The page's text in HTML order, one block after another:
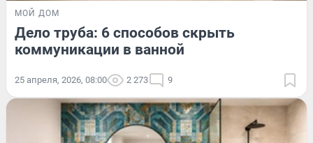
МОЙ ДОМ
Дело труба: 6 способов скрыть
коммуникации в ванной
25 апреля, 2026, 08:00 2 273 9